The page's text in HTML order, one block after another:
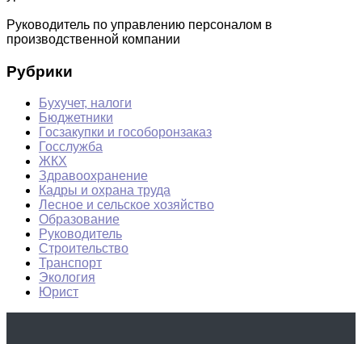
Руководитель по управлению персоналом в
производственной компании
Рубрики
Бухучет, налоги
Бюджетники
Госзакупки и гособоронзаказ
Госслужба
ЖКХ
Здравоохранение
Кадры и охрана труда
Лесное и сельское хозяйство
Образование
Руководитель
Строительство
Транспорт
Экология
Юрист